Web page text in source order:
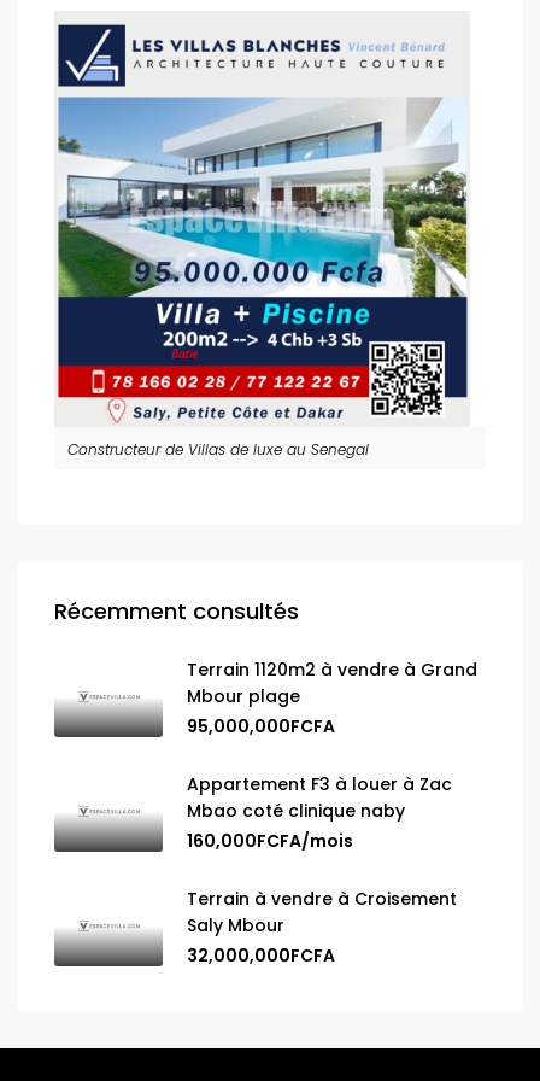
Constructeur de Villas de luxe au Senegal
Récemment consultés
Terrain 1120m2 à vendre à Grand
Mbour plage
95,000,000FCFA
Appartement F3 à louer à Zac
Mbao coté clinique naby
160,000FCFA/mois
Terrain à vendre à Croisement
Saly Mbour
32,000,000FCFA